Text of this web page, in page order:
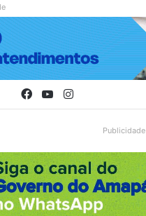
Facebook
YouTubeInstagram
Publicidade